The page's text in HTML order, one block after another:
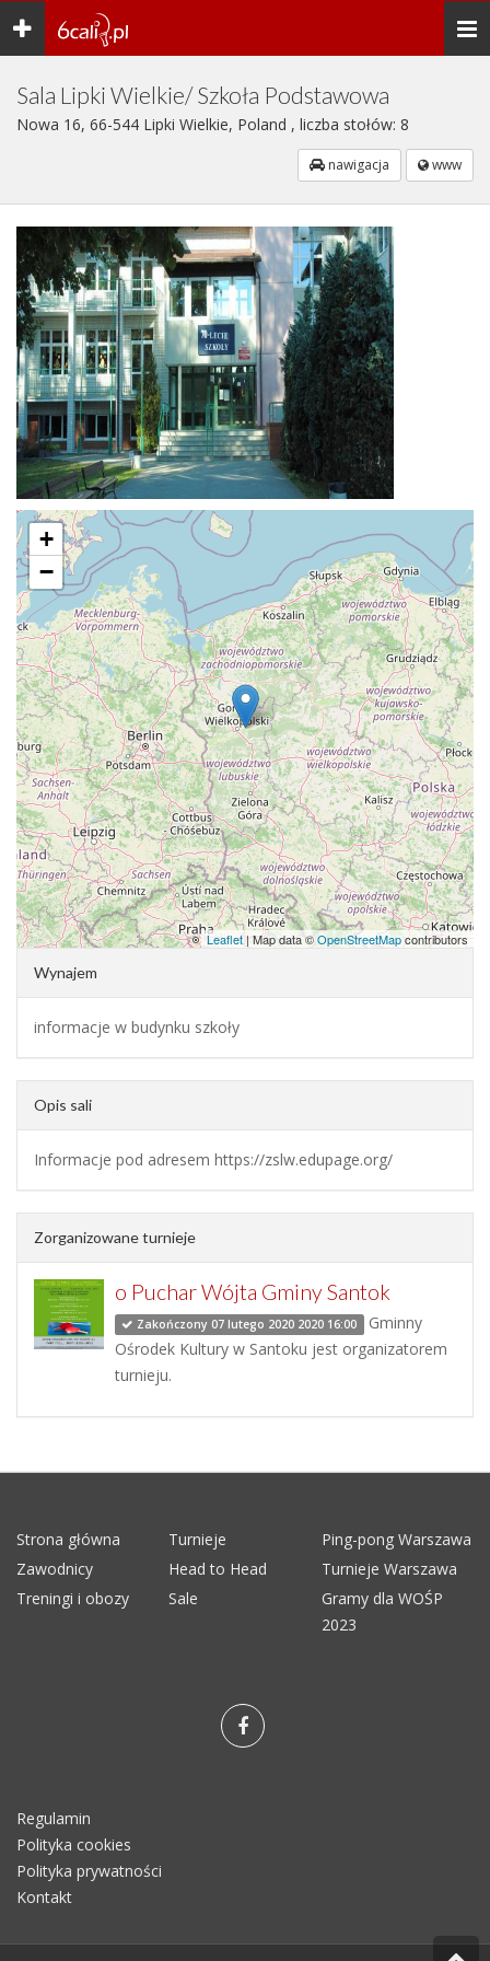
Toggle
navigation
Sala Lipki Wielkie/ Szkoła Podstawowa
Nowa 16, 66-544 Lipki Wielkie, Poland , liczba stołów: 8
nawigacja www
+
−
Leaflet| Map data ©OpenStreetMapcontributors
Wynajem
informacje w budynku szkoły
Opis sali
Informacje pod adresem https://zslw.edupage.org/
Zorganizowane turnieje
o Puchar Wójta Gminy Santok
Zakończony 07 lutego 2020 2020 16:00 Gminny
Ośrodek Kultury w Santoku jest organizatorem
turnieju.
Strona główna Turnieje
Ping-pong Warszawa
Zawodnicy
Head to Head
Turnieje Warszawa
Treningi i obozy
Sale
Gramy dla WOŚP
2023
Regulamin
Polityka cookies
Polityka prywatności
Kontakt